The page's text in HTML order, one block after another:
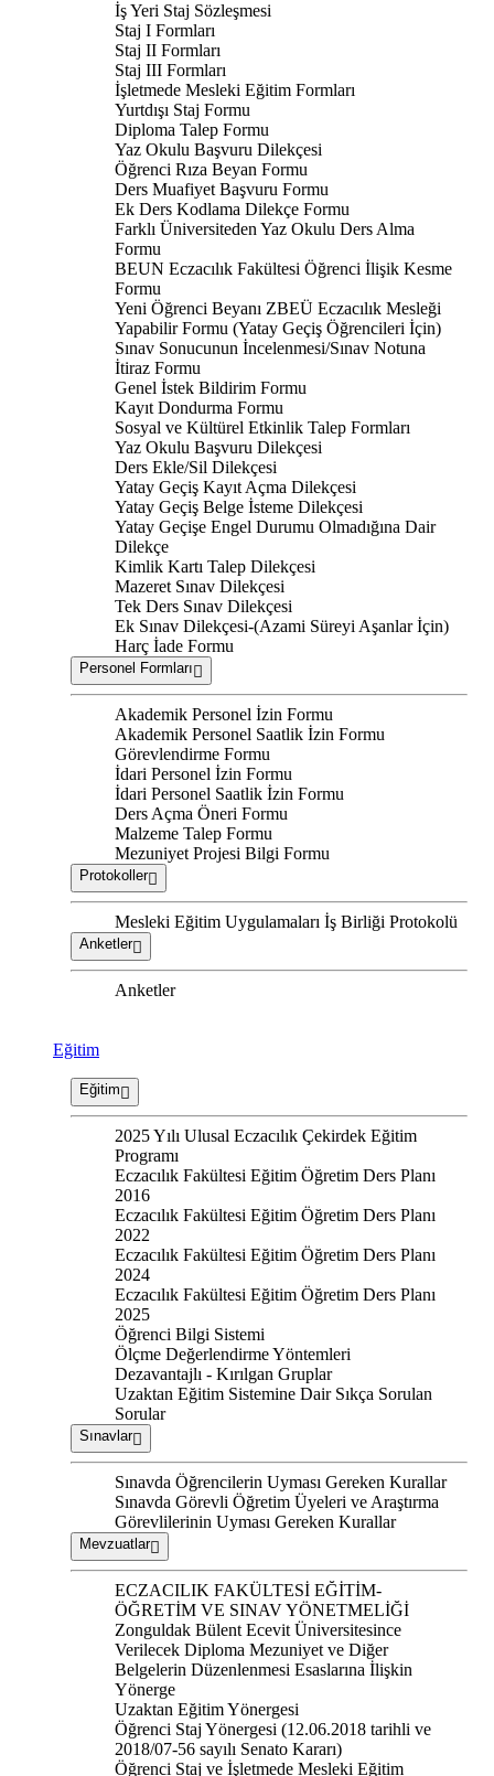
İş Yeri Staj Sözleşmesi
Staj I Formları
Staj II Formları
Staj III Formları
İşletmede Mesleki Eğitim Formları
Yurtdışı Staj Formu
Diploma Talep Formu
Yaz Okulu Başvuru Dilekçesi
Öğrenci Rıza Beyan Formu
Ders Muafiyet Başvuru Formu
Ek Ders Kodlama Dilekçe Formu
Farklı Üniversiteden Yaz Okulu Ders Alma
Formu
BEUN Eczacılık Fakültesi Öğrenci İlişik Kesme
Formu
Yeni Öğrenci Beyanı ZBEÜ Eczacılık Mesleği
Yapabilir Formu (Yatay Geçiş Öğrencileri İçin)
Sınav Sonucunun İncelenmesi/Sınav Notuna
İtiraz Formu
Genel İstek Bildirim Formu
Kayıt Dondurma Formu
Sosyal ve Kültürel Etkinlik Talep Formları
Yaz Okulu Başvuru Dilekçesi
Ders Ekle/Sil Dilekçesi
Yatay Geçiş Kayıt Açma Dilekçesi
Yatay Geçiş Belge İsteme Dilekçesi
Yatay Geçişe Engel Durumu Olmadığına Dair
Dilekçe
Kimlik Kartı Talep Dilekçesi
Mazeret Sınav Dilekçesi
Tek Ders Sınav Dilekçesi
Ek Sınav Dilekçesi-(Azami Süreyi Aşanlar İçin)
Harç İade Formu
Personel Formları
Akademik Personel İzin Formu
Akademik Personel Saatlik İzin Formu
Görevlendirme Formu
İdari Personel İzin Formu
İdari Personel Saatlik İzin Formu
Ders Açma Öneri Formu
Malzeme Talep Formu
Mezuniyet Projesi Bilgi Formu
Protokoller
Mesleki Eğitim Uygulamaları İş Birliği Protokolü
Anketler
Anketler
Eğitim
Eğitim
2025 Yılı Ulusal Eczacılık Çekirdek Eğitim
Programı
Eczacılık Fakültesi Eğitim Öğretim Ders Planı
2016
Eczacılık Fakültesi Eğitim Öğretim Ders Planı
2022
Eczacılık Fakültesi Eğitim Öğretim Ders Planı
2024
Eczacılık Fakültesi Eğitim Öğretim Ders Planı
2025
Öğrenci Bilgi Sistemi
Ölçme Değerlendirme Yöntemleri
Dezavantajlı - Kırılgan Gruplar
Uzaktan Eğitim Sistemine Dair Sıkça Sorulan
Sorular
Sınavlar
Sınavda Öğrencilerin Uyması Gereken Kurallar
Sınavda Görevli Öğretim Üyeleri ve Araştırma
Görevlilerinin Uyması Gereken Kurallar
Mevzuatlar
ECZACILIK FAKÜLTESİ EĞİTİM-
ÖĞRETİM VE SINAV YÖNETMELİĞİ
Zonguldak Bülent Ecevit Üniversitesince
Verilecek Diploma Mezuniyet ve Diğer
Belgelerin Düzenlenmesi Esaslarına İlişkin
Yönerge
Uzaktan Eğitim Yönergesi
Öğrenci Staj Yönergesi (12.06.2018 tarihli ve
2018/07-56 sayılı Senato Kararı)
Öğrenci Staj ve İşletmede Mesleki Eğitim